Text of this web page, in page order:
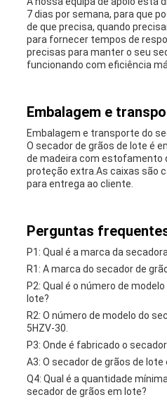
7 dias por semana, para que
de que precisa, quando
para fornecer tempos de
precisas para manter o seu
funcionando com eficiência
Embalagem e
Embalagem e transporte do
O secador de grãos de lote é
de madeira com estofamento
proteção extra.As caixas são
para entrega ao cliente.
Perguntas
P1: Qual é a marca da
R1: A marca do secador de
P2: Qual é o número de
lote?
R2: O número de modelo do
5HZV-30.
P3: Onde é fabricado o
A3: O secador de grãos de lote
Q4: Qual é a quantidade
secador de grãos em lote?